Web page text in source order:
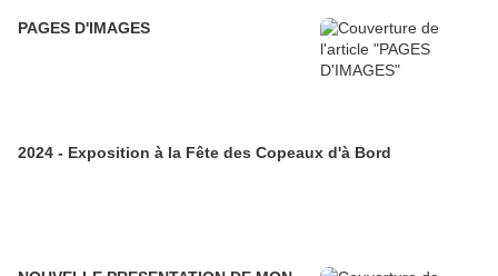
PAGES D'IMAGES
2024 - Exposition à la Fête des Copeaux d'à Bord